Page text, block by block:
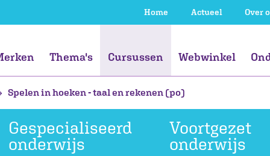
Home Actueel Over
Thema's Cursussen Webwinkel
Gespecialiseerd
onderwijs
Professional
Voortgezet
onderwijs
Professional
Goud Onderwijs
VierD (voorheen
Opbrengstgericht
werken in 4D)
Kansengelijkheid
Didactische
vaardigheden
Gespecialiseerd
onderwijs
Voortgezet
onderwijs
Kritische blik
Spelen in hoeken - taal en rekenen (po)
Gespecialiseerd
onderwijs
Voortgezet
onderwijs